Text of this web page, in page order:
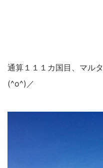
通算１１１カ国目、マル
(^o^)／